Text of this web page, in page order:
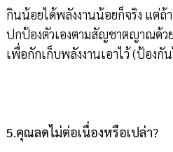
กินน้อยได้พลังงานน้อยก็จริง แต่ถ้
ปกป้องตัวเองตามสัญชาตญาณด้ว
เพื่อกักเก็บพลังงานเอาไว้ (ป้องกั
5.คุณลดไม่ต่อเนื่องหรือเปล่า?